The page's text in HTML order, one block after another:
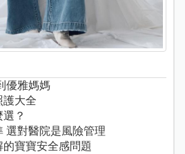
優雅媽媽
護大全
？
選對醫院是風險管理
寶寶安全感問題